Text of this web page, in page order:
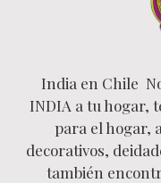
India en Chile
INDIA a tu hogar,
para el hogar,
decorativos,
también